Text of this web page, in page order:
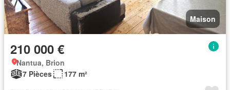
Maison
210 000 €
Nantua, Brion
7 Pièces
177 m²